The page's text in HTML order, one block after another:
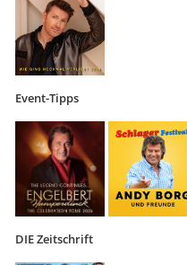
Event-Tipps
DIE Zeitschrift